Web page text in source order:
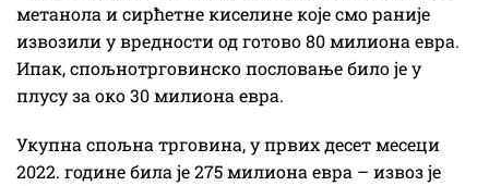
метанола и сирћетне киселине које смо раније
извозили у вредности од готово 80 милиона евра.
Ипак, спољнотрговинско пословање било је у
плусу за око 30 милиона евра.
Укупна спољна трговина, у првих десет месеци
2022. године била је 275 милиона евра – извоз је